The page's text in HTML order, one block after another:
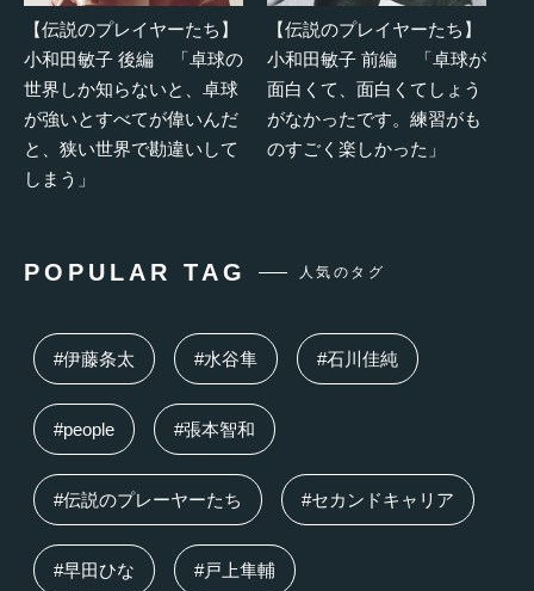
【伝説のプレイヤーたち】
小和田敏子 後編 「卓球の
世界しか知らないと、卓球
が強いとすべてが偉いんだ
と、狭い世界で勘違いして
しまう」
【伝説のプレイヤーたち】
小和田敏子 前編 「卓球が
面白くて、面白くてしょう
がなかったです。練習がも
のすごく楽しかった」
POPULAR TAG 人気のタグ
#伊藤条太 #水谷隼 #石川佳純
#people #張本智和
#伝説のプレーヤーたち #セカンドキャリア
#早田ひな #戸上隼輔